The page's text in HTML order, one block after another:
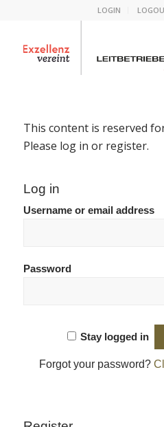
LOGIN
This content is reserved
Please log in or register.
Log in
Username or email address
Password
Stay logged in
Forgot your password?